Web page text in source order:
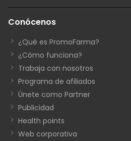
Conócenos
¿Qué es PromoFarma?
¿Cómo funciona?
Trabaja con nosotros
Programa de afiliados
Únete como Partner
Publicidad
Health points
Web corporativa